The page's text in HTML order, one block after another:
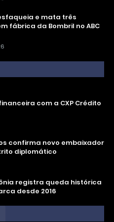
e mata três
fábrica da Bombril no ABC
com a CXP Crédito
confirma novo embaixador
diplomático
registra queda histórica
desde 2016